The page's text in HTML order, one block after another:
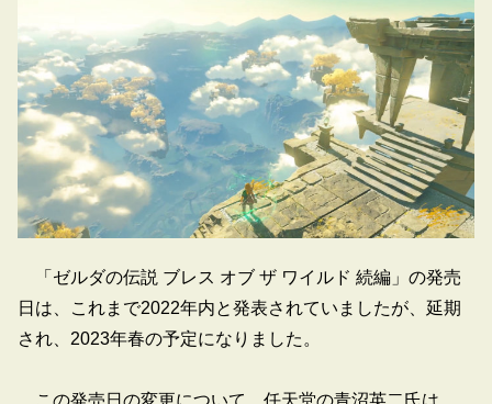
「ゼルダの伝説 ブレス オブ ザ ワイルド 続編」の発売
日は、これまで2022年内と発表されていましたが、延期
され、2023年春の予定になりました。